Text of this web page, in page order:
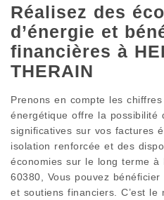
Réalisez des
d’énergie et
financières à
THERAIN
Prenons en compte les
énergétique offre la possibilité
significatives sur vos factures
isolation renforcée et des
économies sur le long terme à
60380, Vous pouvez
et soutiens financiers. C’est le